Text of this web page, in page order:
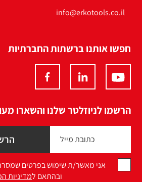
info@erkotools.co.il
חפשו אותנו ברשתות החברתיות
הרשמו לניוזלטר שלנו והשארו
אני מאשר/ת שימוש בפרטים
ובהתאם למדיניות